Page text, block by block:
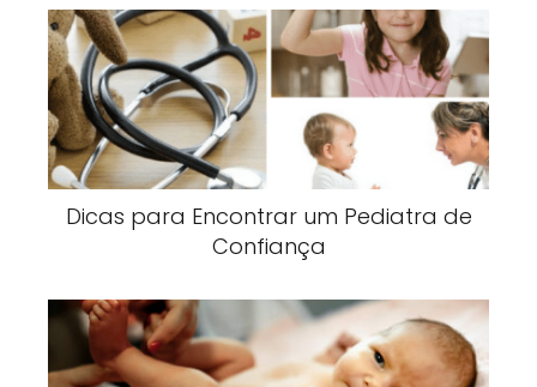
Dicas para Encontrar um Pediatra de
Confiança